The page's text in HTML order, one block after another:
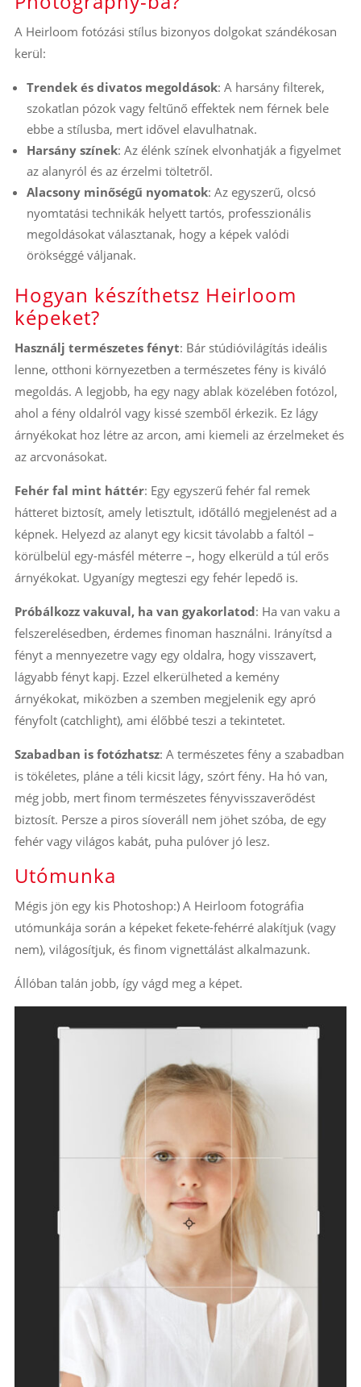
A Heirloom fotózási stílus bizonyos dolgokat szándékosan
kerül:
Trendek és divatos megoldások: A harsány filterek,
szokatlan pózok vagy feltűnő effektek nem férnek bele
ebbe a stílusba, mert idővel elavulhatnak.
Harsány színek: Az élénk színek elvonhatják a figyelmet
az alanyról és az érzelmi töltetről.
Alacsony minőségű nyomatok: Az egyszerű, olcsó
nyomtatási technikák helyett tartós, professzionális
megoldásokat választanak, hogy a képek valódi
örökséggé váljanak.
Hogyan készíthetsz Heirloom
képeket?
Használj természetes fényt: Bár stúdióvilágítás ideális
lenne, otthoni környezetben a természetes fény is kiváló
megoldás. A legjobb, ha egy nagy ablak közelében fotózol,
ahol a fény oldalról vagy kissé szemből érkezik. Ez lágy
árnyékokat hoz létre az arcon, ami kiemeli az érzelmeket és
az arcvonásokat.
Fehér fal mint háttér: Egy egyszerű fehér fal remek
hátteret biztosít, amely letisztult, időtálló megjelenést ad a
képnek. Helyezd az alanyt egy kicsit távolabb a faltól –
körülbelül egy-másfél méterre –, hogy elkerüld a túl erős
árnyékokat. Ugyanígy megteszi egy fehér lepedő is.
Próbálkozz vakuval, ha van gyakorlatod: Ha van vaku a
felszerelésedben, érdemes finoman használni. Irányítsd a
fényt a mennyezetre vagy egy oldalra, hogy visszavert,
lágyabb fényt kapj. Ezzel elkerülheted a kemény
árnyékokat, miközben a szemben megjelenik egy apró
fényfolt (catchlight), ami élőbbé teszi a tekintetet.
Szabadban is fotózhatsz: A természetes fény a szabadban
is tökéletes, pláne a téli kicsit lágy, szórt fény. Ha hó van,
még jobb, mert finom természetes fényvisszaverődést
biztosít. Persze a piros síoveráll nem jöhet szóba, de egy
fehér vagy világos kabát, puha pulóver jó lesz.
Utómunka
Mégis jön egy kis Photoshop:) A Heirloom fotográfia
utómunkája során a képeket fekete-fehérré alakítjuk (vagy
nem), világosítjuk, és finom vignettálást alkalmazunk.
Állóban talán jobb, így vágd meg a képet.